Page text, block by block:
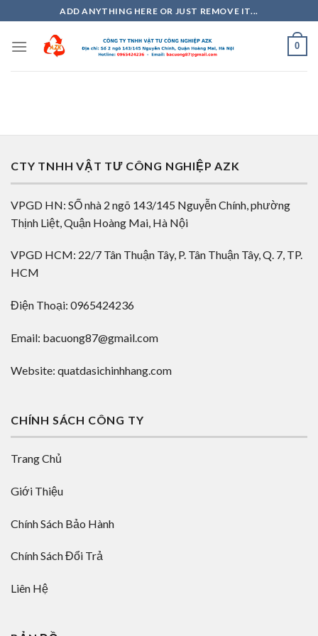
to
content
ADD ANYTHING HERE OR JUST REMOVE IT...
0
CTY TNHH VẬT TƯ CÔNG NGHIỆP AZK
VPGD HN: SỐ nhà 2 ngõ 143/145 Nguyễn Chính, phường
Thịnh Liệt, Quận Hoàng Mai, Hà Nội
VPGD HCM: 22/7 Tân Thuận Tây, P. Tân Thuận Tây, Q. 7, TP.
HCM
Điện Thoại: 0965424236
Email: bacuong87@gmail.com
Website: quatdasichinhhang.com
CHÍNH SÁCH CÔNG TY
Trang Chủ
Giới Thiệu
Chính Sách Bảo Hành
Chính Sách Đổi Trả
Liên Hệ